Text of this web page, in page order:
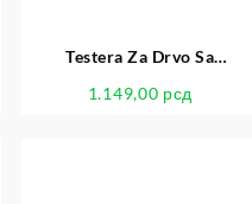
Testera Za Drvo Sa
1.149,00 рсд